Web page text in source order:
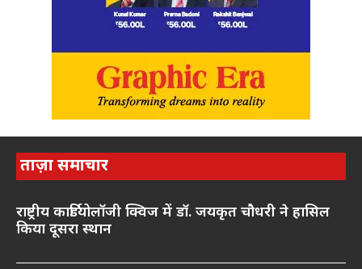
ताज़ा समाचार
राष्ट्रीय कार्डियोलॉजी क्विज में डॉ. जयकृत चौधरी ने हासिल
किया दूसरा स्थान